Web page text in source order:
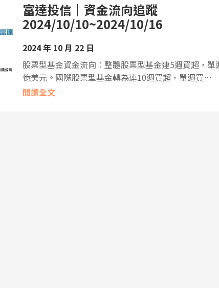
富達投信｜資金流向追蹤
2024/10/10~2024/10/16
2024 年 10 月 22 日
股票型基金資金流向：整體股票型基金連5週買超，單
億美元。國際股票型基金轉為連10週買超，單週買…
閱讀全文